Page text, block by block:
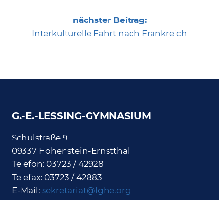
nächster Beitrag:
Interkulturelle Fahrt nach Frankreich
G.-E.-LESSING-GYMNASIUM
Schulstraße 9
09337 Hohenstein-Ernstthal
Telefon: 03723 / 42928
Telefax: 03723 / 42883
E-Mail: sekretariat@lghe.org